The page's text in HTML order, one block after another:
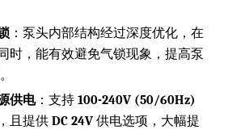
：泵头内部结构经过深度优化，在
时，能有效避免气锁现象，提高泵
供电：支持 100-240V (50/60Hz)
且提供 DC 24V 供电选项，大幅提